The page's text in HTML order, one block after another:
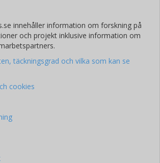
innehåller information om forskning på
och projekt inklusive information om
täckningsgrad och vilka som kan se
cookies